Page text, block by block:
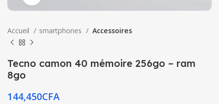
Accueil smartphones Accessoires
Tecno camon 40 mémoire 256go – ram
8go
144,450CFA